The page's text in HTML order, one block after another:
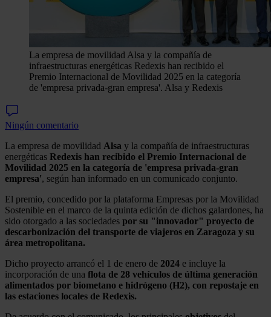
La empresa de movilidad Alsa y la compañía de
infraestructuras energéticas Redexis han recibido el
Premio Internacional de Movilidad 2025 en la categoría
de 'empresa privada-gran empresa'. Alsa y Redexis
Ningún comentario
La empresa de movilidad Alsa y la compañía de infraestructuras
energéticas Redexis han recibido el Premio Internacional de
Movilidad 2025 en la categoría de 'empresa privada-gran
empresa', según han informado en un comunicado conjunto.
El premio, concedido por la plataforma Empresas por la Movilidad
Sostenible en el marco de la quinta edición de dichos galardones, ha
sido otorgado a las sociedades por su "innovador" proyecto de
descarbonización del transporte de viajeros en Zaragoza y su
área metropolitana.
Dicho proyecto arrancó el 1 de enero de 2024 e incluye la
incorporación de una flota de 28 vehículos de última generación
alimentados por biometano e hidrógeno (H2), con repostaje en
las estaciones locales de Redexis.